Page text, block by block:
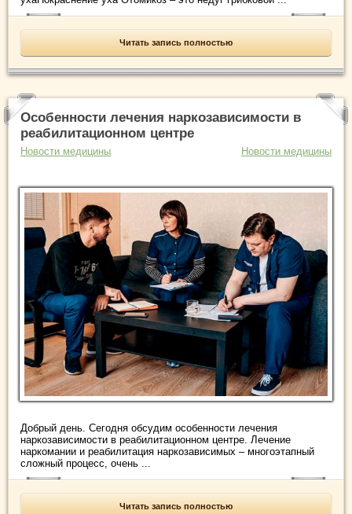
Читать запись полностью
Особенности лечения наркозависимости в
реабилитационном центре
Новости медицины Новости медицины
Добрый день. Сегодня обсудим особенности лечения
наркозависимости в реабилитационном центре. Лечение
наркомании и реабилитация наркозависимых – многоэтапный
сложный процесс, очень ...
Читать запись полностью